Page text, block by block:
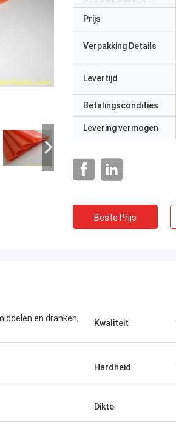
Prijs
Verpakking Details
Levertijd
Betalingscondities
Levering vermogen
Beste Prijs
en dranken,
Kwaliteit
Hardheid
Dikte